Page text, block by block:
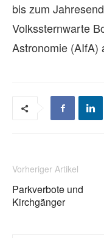
bis zum
Volkssternwarte
Astronomie (AIfA)
Vorheriger Artikel
Parkverbote und
Kirchgänger